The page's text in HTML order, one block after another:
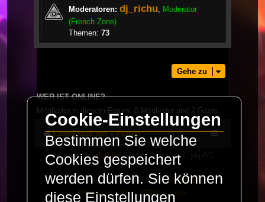
Moderatoren: dj_richu Moderator
(French Zone)
Themen: 73
Gehe zu
WER IST ONLINE?
Mitglieder in diesem Forum: 0 Mitglieder und 2 Gäste
LaserFreak.net Forum
Powered byphpBB® Forum Software © phpBB
Limited
Deutsche Übersetzung durchphpBB.de
PRIVACY_LINK| TERMS_LINK
Cookie-Einstellungen
Bestimmen Sie welche
Cookies gespeichert
werden dürfen. Sie können
diese Einstellungen